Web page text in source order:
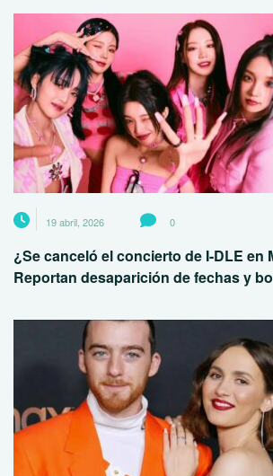
19 abril, 2026 0
¿Se canceló el concierto de I-DLE en
Reportan desaparición de fechas y